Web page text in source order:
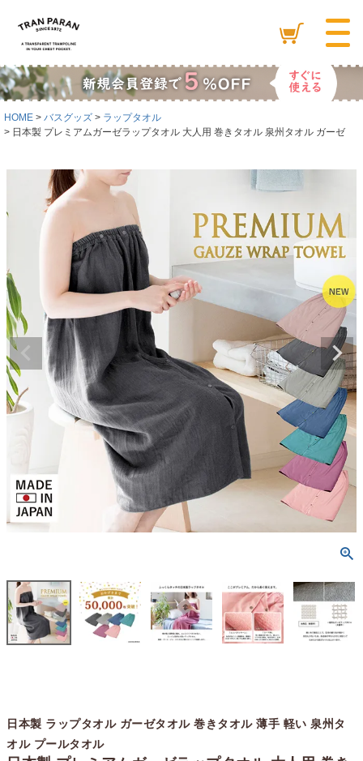
HOME バスグッズ
ラップタオル
日本製 プレミアムガーゼラップタオル 大人用 巻きタオル 泉州タオル ガーゼ
日本製 ラップタオル ガーゼタオル 巻きタオル 薄手 軽い 泉州タ
オル プールタオル